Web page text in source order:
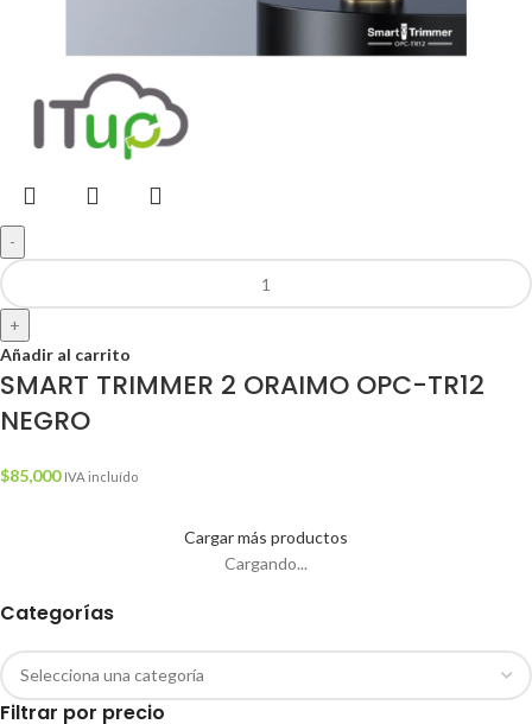
Categorías
Filtrar por precio
-
+
Añadir al carrito
SMART TRIMMER 2 ORAIMO OPC-TR12
NEGRO
$85,000 IVA incluído
Cargar más productos
Cargando...